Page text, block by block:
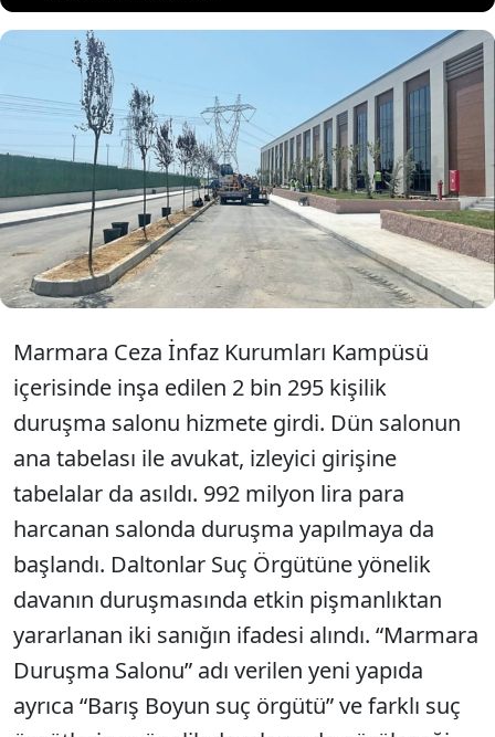
İBB tutuklamaları sonrası inşaatına
başlanan, kaba inşaatına 992 milyon
harcanan salonda dün ‘Dalton’lar
yargılandı.
Marmara Ceza İnfaz Kurumları Kampüsü
içerisinde inşa edilen 2 bin 295 kişilik
duruşma salonu hizmete girdi. Dün salonun
ana tabelası ile avukat, izleyici girişine
tabelalar da asıldı. 992 milyon lira para
harcanan salonda duruşma yapılmaya da
başlandı. Daltonlar Suç Örgütüne yönelik
davanın duruşmasında etkin pişmanlıktan
yararlanan iki sanığın ifadesi alındı. “Marmara
Duruşma Salonu” adı verilen yeni yapıda
ayrıca “Barış Boyun suç örgütü” ve farklı suç